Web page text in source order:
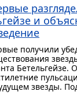
и
получили
Бетельгейзе.
звезды.